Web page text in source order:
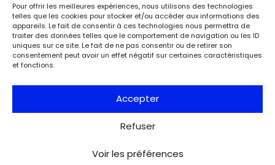
Pour offrir les meilleures expériences, nous utilisons des technologies
telles que les cookies pour stocker et/ou accéder aux informations des
appareils. Le fait de consentir à ces technologies nous permettra de
traiter des données telles que le comportement de navigation ou les ID
uniques sur ce site. Le fait de ne pas consentir ou de retirer son
consentement peut avoir un effet négatif sur certaines caractéristiques
et fonctions.
Accepter
Refuser
Voir les préférences
Gaudí incompris ? Entre biographie et